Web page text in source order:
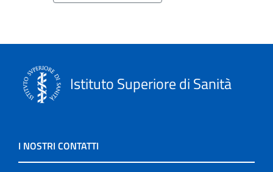
Istituto Superiore di Sanità
I NOSTRI CONTATTI